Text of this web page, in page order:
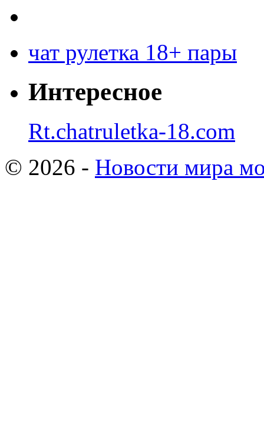
чат рулетка 18+ пары
Интересное
Rt.chatruletka-18.com
© 2026 - Новости мира